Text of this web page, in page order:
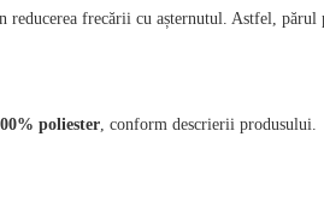
frecării cu așternutul. Astfel,
poliester , conform descrierii produsului.